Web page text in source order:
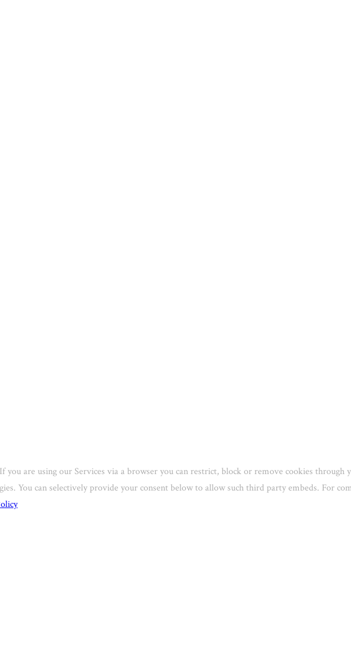
you are using our Services via a browser you can restrict, block or remove cookies through
You can selectively provide your consent below to allow such third party embeds. For